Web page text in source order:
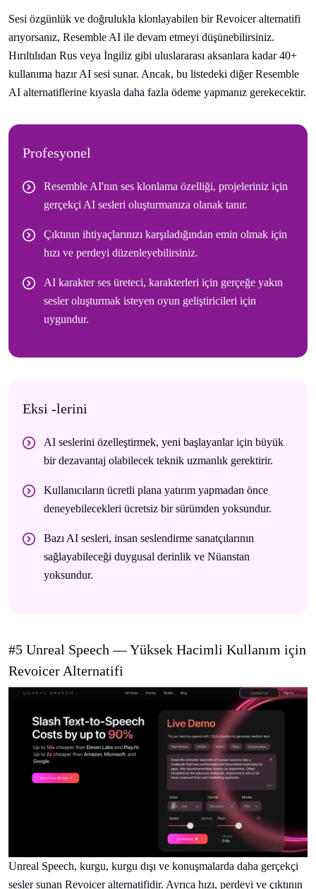
Sesi özgünlük ve doğrulukla klonlayabilen bir Revoicer alternatifi
arıyorsanız, Resemble AI ile devam etmeyi düşünebilirsiniz.
Hırıltılıdan Rus veya İngiliz gibi uluslararası aksanlara kadar 40+
kullanıma hazır AI sesi sunar. Ancak, bu listedeki diğer Resemble
AI alternatiflerine kıyasla daha fazla ödeme yapmanız gerekecektir.
Profesyonel
Resemble AI'nın ses klonlama özelliği, projeleriniz için
gerçekçi AI sesleri oluşturmanıza olanak tanır.
Çıktının ihtiyaçlarınızı karşıladığından emin olmak için
hızı ve perdeyi düzenleyebilirsiniz.
AI karakter ses üreteci, karakterleri için gerçeğe yakın
sesler oluşturmak isteyen oyun geliştiricileri için
uygundur.
Eksi -lerini
AI seslerini özelleştirmek, yeni başlayanlar için büyük
bir dezavantaj olabilecek teknik uzmanlık gerektirir.
Kullanıcıların ücretli plana yatırım yapmadan önce
deneyebilecekleri ücretsiz bir sürümden yoksundur.
Bazı AI sesleri, insan seslendirme sanatçılarının
sağlayabileceği duygusal derinlik ve Nüanstan
yoksundur.
#5 Unreal Speech — Yüksek Hacimli Kullanım için
Revoicer Alternatifi
Unreal Speech, kurgu, kurgu dışı ve konuşmalarda daha gerçekçi
sesler sunan Revoicer alternatifidir. Ayrıca hızı, perdeyi ve çıktının